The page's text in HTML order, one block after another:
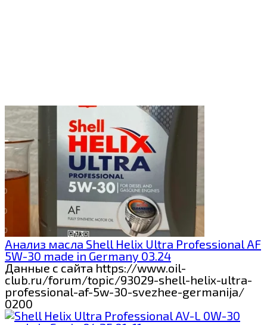
Анализ масла Shell Helix Ultra Professional AF
5W-30 made in Germany 03.24
Данные с сайта https://www.oil-
club.ru/forum/topic/93029-shell-helix-ultra-
professional-af-5w-30-svezhee-germanija/
0200